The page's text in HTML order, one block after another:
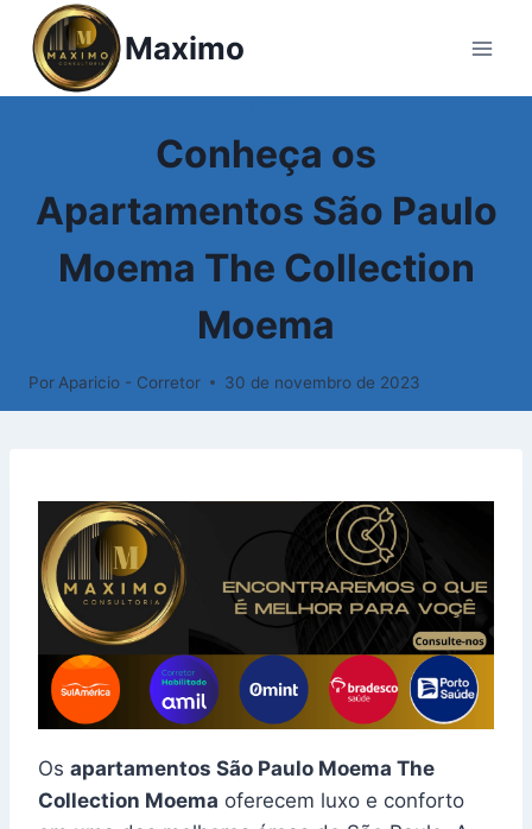
Pular
para
Maximo
Conheça os
Apartamentos São Paulo
Moema The Collection
Moema
Por Aparicio - Corretor 30 de novembro de 2023
Os apartamentos São Paulo Moema The
Collection Moema oferecem luxo e conforto